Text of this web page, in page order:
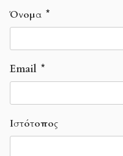
Όνομα *
Email *
Ιστότοπος